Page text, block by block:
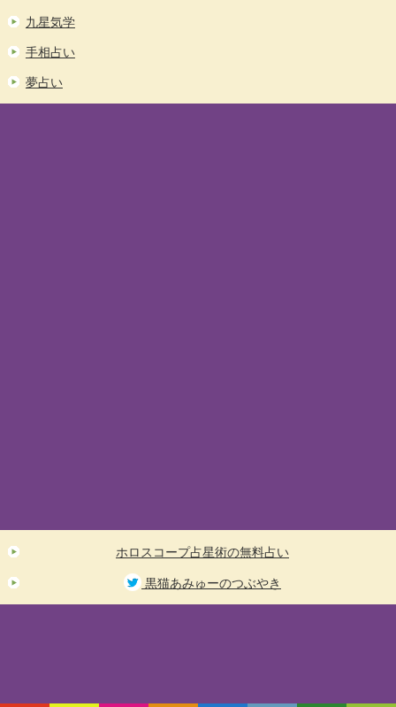
九星気学
手相占い
夢占い
ホロスコープ占星術の無料占い
黒猫あみゅーのつぶやき